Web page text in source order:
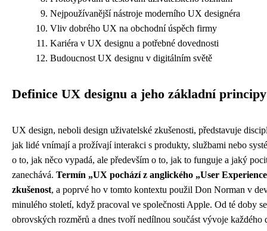
Nejpoužívanější nástroje moderního UX designéra
Vliv dobrého UX na obchodní úspěch firmy
Kariéra v UX designu a potřebné dovednosti
Budoucnost UX designu v digitálním světě
Definice UX designu a jeho základní principy
UX design, neboli design uživatelské zkušenosti, představuje
jak lidé vnímají a prožívají interakci s produkty, službami nebo
o to, jak něco vypadá, ale především o to, jak to funguje a jaký
zanechává. Termín „UX pochází z anglického „User
zkušenost, a poprvé ho v tomto kontextu použil Don Norman v
minulého století, když pracoval ve společnosti Apple. Od té doby
obrovských rozměrů a dnes tvoří nedílnou součást vývoje